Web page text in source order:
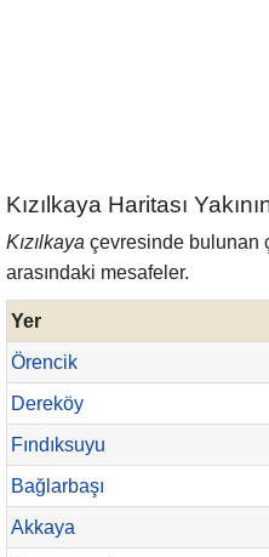
Kızılkaya Haritası
Kızılkaya çevresinde bulunan
arasındaki mesafeler.
Yer
Örencik
Dereköy
Fındıksuyu
Bağlarbaşı
Akkaya